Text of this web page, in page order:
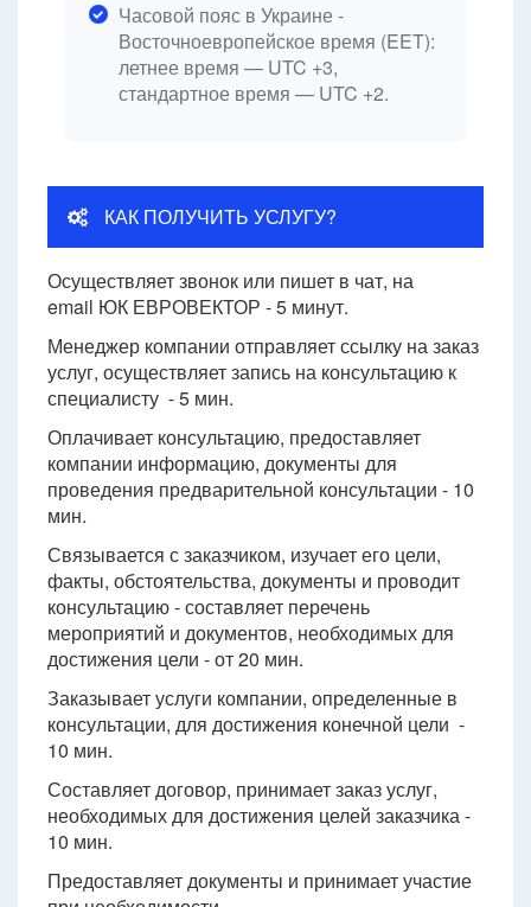
Часовой пояс в Украине -
Восточноевропейское время (EET):
летнее время — UTC +3,
стандартное время — UTC +2.
КАК ПОЛУЧИТЬ УСЛУГУ?
Осуществляет звонок или пишет в чат, на
email ЮК ЕВРОВЕКТОР - 5 минут.
Менеджер компании отправляет ссылку на заказ
услуг, осуществляет запись на консультацию к
специалисту - 5 мин.
Оплачивает консультацию, предоставляет
компании информацию, документы для
проведения предварительной консультации - 10
мин.
Связывается с заказчиком, изучает его цели,
факты, обстоятельства, документы и проводит
консультацию - составляет перечень
мероприятий и документов, необходимых для
достижения цели - от 20 мин.
Заказывает услуги компании, определенные в
консультации, для достижения конечной цели -
10 мин.
Составляет договор, принимает заказ услуг,
необходимых для достижения целей заказчика -
10 мин.
Предоставляет документы и принимает участие